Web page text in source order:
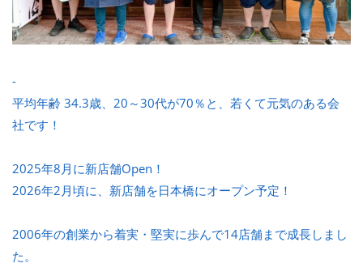
-
平均年齢 34.3歳、20～30代が70％と、若くて元気のある会
社です！
2025年8月に新店舗Open！
2026年2月頃に、新店舗を日本橋にオープン予定！
2006年の創業から着実・堅実に歩んで14店舗まで成長しまし
た。